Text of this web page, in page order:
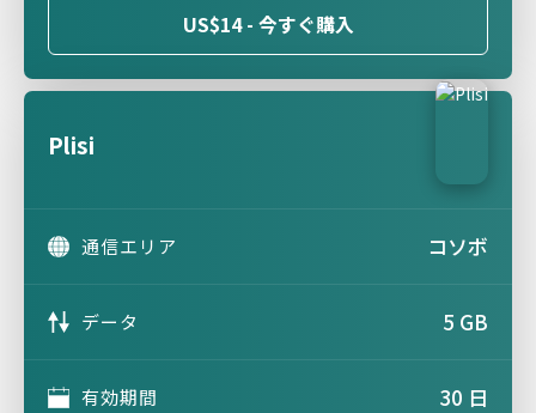
US$14 - 今すぐ購入
Plisi
通信エリア コソボ
データ 5 GB
有効期間 30 日